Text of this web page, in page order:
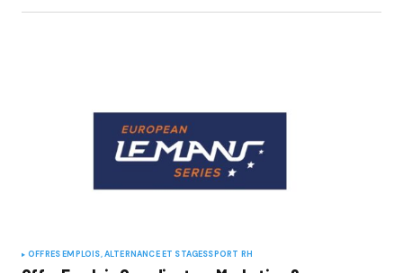
OFFRES EMPLOIS, ALTERNANCE ET STAGESSPORT RH